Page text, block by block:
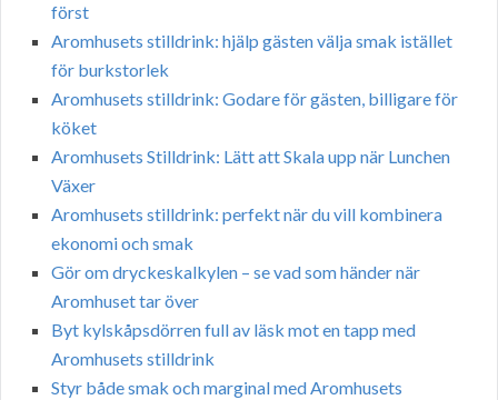
först
Aromhusets stilldrink: hjälp gästen välja smak istället
för burkstorlek
Aromhusets stilldrink: Godare för gästen, billigare för
köket
Aromhusets Stilldrink: Lätt att Skala upp när Lunchen
Växer
Aromhusets stilldrink: perfekt när du vill kombinera
ekonomi och smak
Gör om dryckeskalkylen – se vad som händer när
Aromhuset tar över
Byt kylskåpsdörren full av läsk mot en tapp med
Aromhusets stilldrink
Styr både smak och marginal med Aromhusets